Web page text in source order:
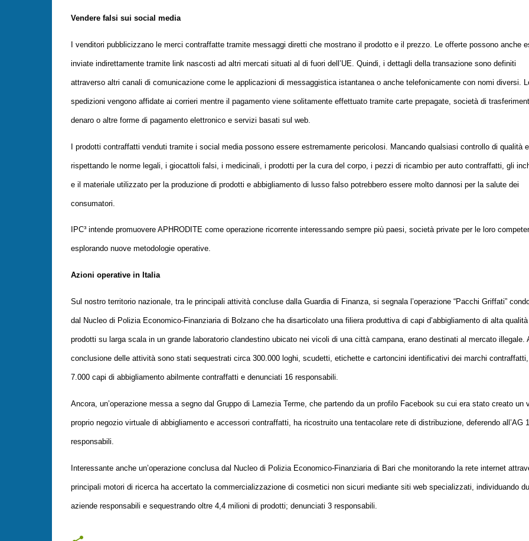
Vendere falsi sui social media
I venditori pubblicizzano le merci contraffatte tramite messaggi diretti che mostrano il prodotto e il prezzo. Le offerte possono anche
inviate indirettamente tramite link nascosti ad altri mercati situati al di fuori dell’UE. Quindi, i dettagli della transazione sono definiti
attraverso altri canali di comunicazione come le applicazioni di messaggistica istantanea o anche telefonicamente con nomi diversi.
spedizioni vengono affidate ai corrieri mentre il pagamento viene solitamente effettuato tramite carte prepagate, società di
denaro o altre forme di pagamento elettronico e servizi basati sul web.
I prodotti contraffatti venduti tramite i social media possono essere estremamente pericolosi. Mancando qualsiasi controllo di qualità
rispettando le norme legali, i giocattoli falsi, i medicinali, i prodotti per la cura del corpo, i pezzi di ricambio per auto contraffatti, gli
e il materiale utilizzato per la produzione di prodotti e abbigliamento di lusso falso potrebbero essere molto dannosi per la salute dei
consumatori.
IPC³ intende promuovere APHRODITE come operazione ricorrente interessando sempre più paesi, società private per le loro
esplorando nuove metodologie operative.
Azioni operative in Italia
Sul nostro territorio nazionale, tra le principali attività concluse dalla Guardia di Finanza, si segnala l’operazione “Pacchi Griffati”
dal Nucleo di Polizia Economico-Finanziaria di Bolzano che ha disarticolato una filiera produttiva di capi d’abbigliamento di alta
prodotti su larga scala in un grande laboratorio clandestino ubicato nei vicoli di una città campana, erano destinati al mercato illegale.
conclusione delle attività sono stati sequestrati circa 300.000 loghi, scudetti, etichette e cartoncini identificativi dei marchi contraffatti,
7.000 capi di abbigliamento abilmente contraffatti e denunciati 16 responsabili.
Ancora, un’operazione messa a segno dal Gruppo di Lamezia Terme, che partendo da un profilo Facebook su cui era stato creato un
proprio negozio virtuale di abbigliamento e accessori contraffatti, ha ricostruito una tentacolare rete di distribuzione, deferendo all’AG
responsabili.
Interessante anche un’operazione conclusa dal Nucleo di Polizia Economico-Finanziaria di Bari che monitorando la rete internet
principali motori di ricerca ha accertato la commercializzazione di cosmetici non sicuri mediante siti web specializzati, individuando
aziende responsabili e sequestrando oltre 4,4 milioni di prodotti; denunciati 3 responsabili.